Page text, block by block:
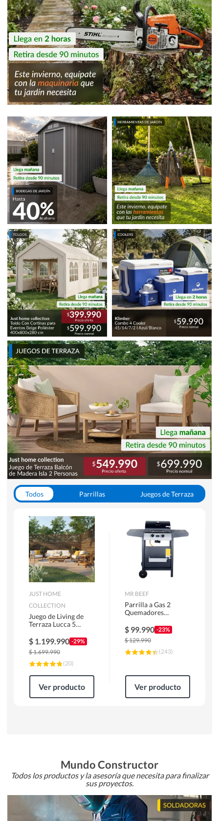
Todos Parrillas
Juegos de Terraza
JUST HOME
COLLECTION
Juego de Living de
Terraza Lucca 5
$ 1.199.990 -29%
$1.699.990
(20)
Ver producto
MR BEEF
Parrilla a Gas 2
Quemadores
$ 99.990 -23%
$129.990
(243)
Ver producto
Mundo Constructor
Todos los productos y la asesoría que necesita para finalizar
sus proyectos.